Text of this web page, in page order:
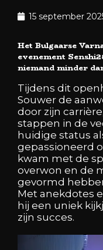
15 september
Het Bulgaarse
evenement
niemand minder
Tijdens dit
Souwer de
door zijn
stappen in de
huidige status
gepassioneerd
kwam met de
overwon en de
gevormd
Met anekdotes
hij een uniek
zijn succes.